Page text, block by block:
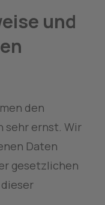
und
den
sehr ernst. Wir
Daten
gesetzlichen